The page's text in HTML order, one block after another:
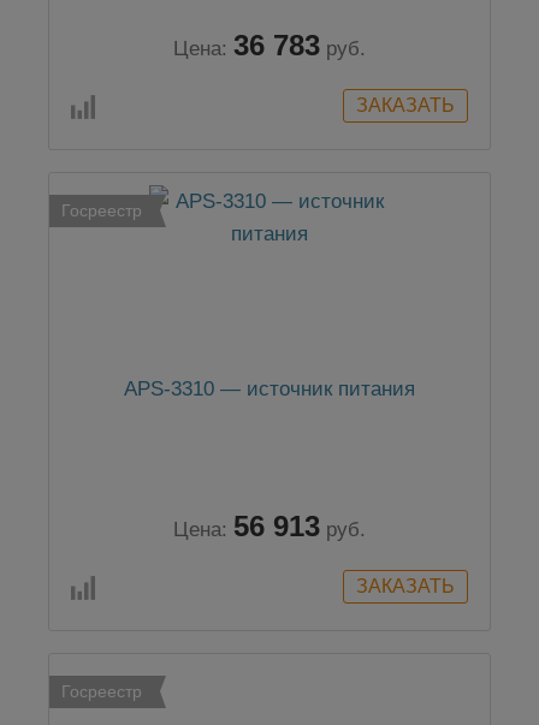
Цена: 36 783 руб.
Госреестр
APS-3310 — источник питания
Цена: 56 913 руб.
Госреестр